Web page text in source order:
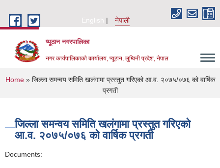
English
नेपाली
प्यूठान नगरपालिका
नगर कार्यपालिकाकाे कार्यालय, प्यूठान, लुम्विनी प्रदेश, नेपाल
You are here
Home» जिल्ला समन्वय समिति खलंगामा प्रस्तुत गरिएको आ.व. २०७५/०७६ को वार्षिक
प्रगती
जिल्ला समन्वय समिति खलंगामा प्रस्तुत गरिएको
आ.व. २०७५/०७६ को वार्षिक प्रगती
Documents: